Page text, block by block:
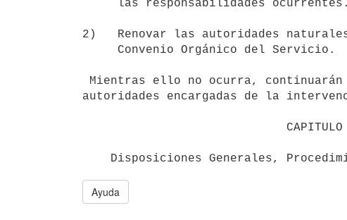
2)   Renovar las autoridades
autoridades encargadas de la
Ayuda